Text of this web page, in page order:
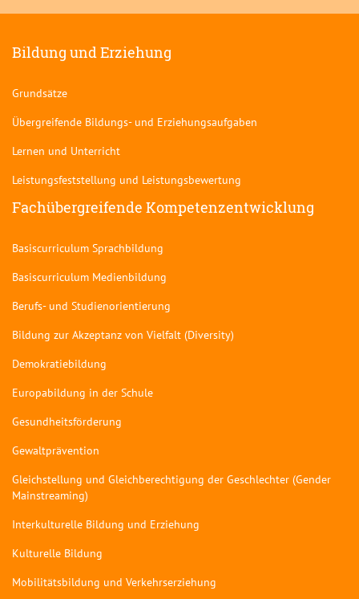
Bildung und Erziehung
Grundsätze
Übergreifende Bildungs- und Erziehungsaufgaben
Lernen und Unterricht
Leistungsfeststellung und Leistungsbewertung
Fachübergreifende Kompetenzentwicklung
Basiscurriculum Sprachbildung
Basiscurriculum Medienbildung
Berufs- und Studienorientierung
Bildung zur Akzeptanz von Vielfalt (Diversity)
Demokratiebildung
Europabildung in der Schule
Gesundheitsförderung
Gewaltprävention
Gleichstellung und Gleichberechtigung der Geschlechter (Gender
Mainstreaming)
Interkulturelle Bildung und Erziehung
Kulturelle Bildung
Mobilitätsbildung und Verkehrserziehung